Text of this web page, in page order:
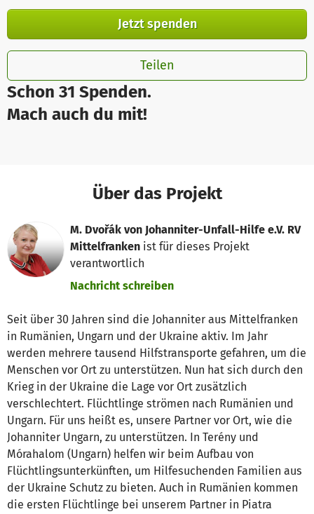
Schon 31 Spenden.
Mach auch du mit!
Jetzt spenden
Teilen
Über das Projekt
M. Dvořák von Johanniter-Unfall-Hilfe e.V. RV
Mittelfranken ist für dieses Projekt
verantwortlich
Nachricht schreiben
Seit über 30 Jahren sind die Johanniter aus Mittelfranken
in Rumänien, Ungarn und der Ukraine aktiv. Im Jahr
werden mehrere tausend Hilfstransporte gefahren, um die
Menschen vor Ort zu unterstützen. Nun hat sich durch den
Krieg in der Ukraine die Lage vor Ort zusätzlich
verschlechtert. Flüchtlinge strömen nach Rumänien und
Ungarn. Für uns heißt es, unsere Partner vor Ort, wie die
Johanniter Ungarn, zu unterstützen. In Terény und
Mórahalom (Ungarn) helfen wir beim Aufbau von
Flüchtlingsunterkünften, um Hilfesuchenden Familien aus
der Ukraine Schutz zu bieten. Auch in Rumänien kommen
die ersten Flüchtlinge bei unserem Partner in Piatra